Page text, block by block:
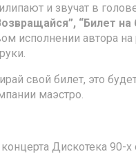
и звучат в
“Билет на
исполнении автора на
свой билет, это
маэстро.
Дискотека 90-